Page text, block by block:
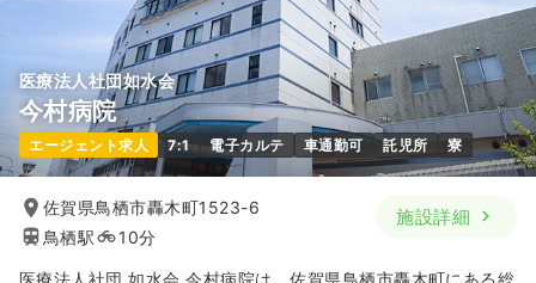
医療法人社団如水会
今村病院
エージェント求人 7:1 電子カルテ 車通勤可 託児所 寮
佐賀県鳥栖市轟木町1523-6
鳥栖駅
10分
施設詳細
医療法人社団 如水会 今村病院は、佐賀県鳥栖市轟木町にある総